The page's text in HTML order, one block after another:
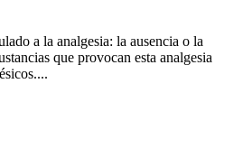
a la analgesia: la ausencia o la
que provocan esta analgesia